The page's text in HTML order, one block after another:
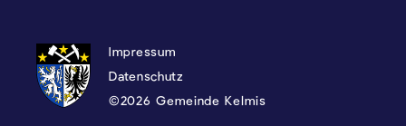
DATENSCHUTZ, IMPRESSUM UND
Impressum
Datenschutz
©2026 Gemeinde Kelmis